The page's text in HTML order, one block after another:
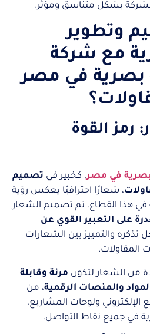
بشكل متناسق ومؤثر.
وتطوير
مع شركة
بصرية في مصر
رمز القوة
في مصر، كخبير في تصميم
، شعارًا احترافيًا يعكس رؤية
في هذا القطاع. تم تصميم الشعار
على التعبير القوي عن
تذكره والتمييز بين الشعارات
من الشعار لتكون مرنة وقابلة
والمنصات الرقمية، من
الإلكتروني ولوحات المشاريع،
في جميع نقاط التواصل.